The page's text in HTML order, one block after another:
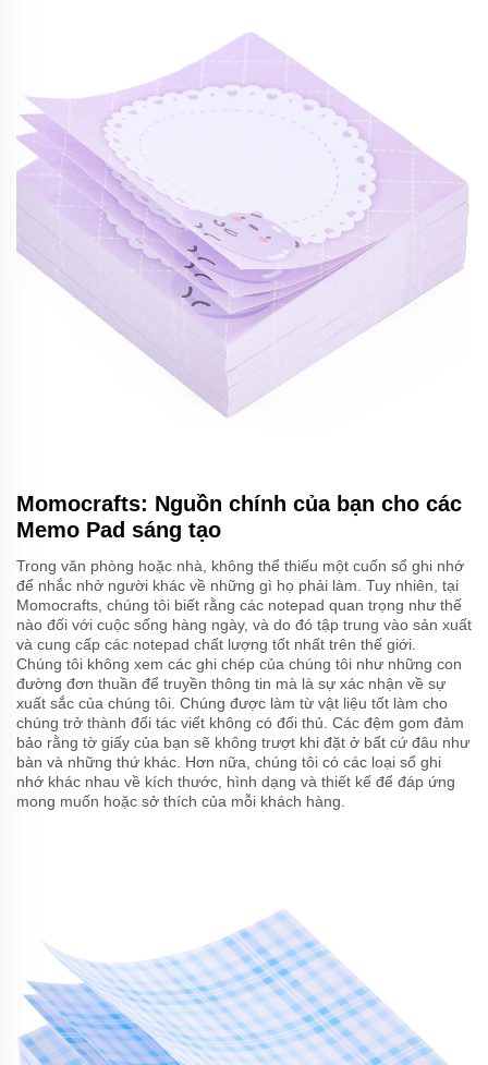
Momocrafts: Nguồn chính của bạn cho các
Memo Pad sáng tạo
Trong văn phòng hoặc nhà, không thể thiếu một cuốn sổ ghi nhớ
để nhắc nhở người khác về những gì họ phải làm. Tuy nhiên, tại
Momocrafts, chúng tôi biết rằng các notepad quan trọng như thế
nào đối với cuộc sống hàng ngày, và do đó tập trung vào sản xuất
và cung cấp các notepad chất lượng tốt nhất trên thế giới.
Chúng tôi không xem các ghi chép của chúng tôi như những con
đường đơn thuần để truyền thông tin mà là sự xác nhận về sự
xuất sắc của chúng tôi. Chúng được làm từ vật liệu tốt làm cho
chúng trở thành đối tác viết không có đối thủ. Các đệm gom đảm
bảo rằng tờ giấy của bạn sẽ không trượt khi đặt ở bất cứ đâu như
bàn và những thứ khác. Hơn nữa, chúng tôi có các loại sổ ghi
nhớ khác nhau về kích thước, hình dạng và thiết kế để đáp ứng
mong muốn hoặc sở thích của mỗi khách hàng.